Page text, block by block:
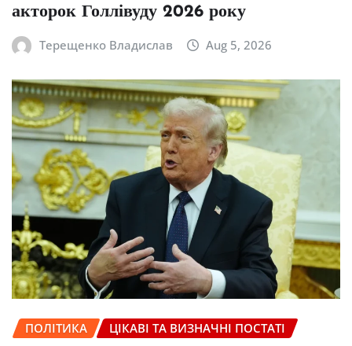
акторок Голлівуду 2026 року
Терещенко Владислав Aug 5, 2026
ПОЛІТИКА ЦІКАВІ ТА ВИЗНАЧНІ ПОСТАТІ